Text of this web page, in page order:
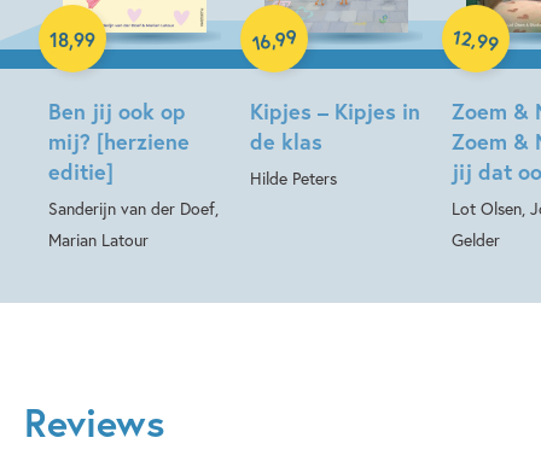
Ben jij ook op
mij? [herziene
editie]
Sanderijn van der Doef,
Marian Latour
18,99
Hardcover
Kipjes – Kipjes in
de klas
Hilde Peters
16,99
Hardcover
Zoem &
Zoem &
jij dat
Lot Olsen,
Gelder
12,99
Hardcover
Reviews